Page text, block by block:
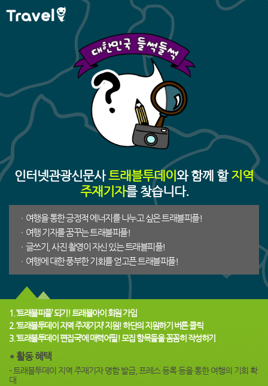
인터넷관광신문사트래블투데이 와 함께 할지역
주재기자를 찾습니다.
여행을 통한 긍정적 에너지를 나누고 싶은 트래블피플!
여행 기자를 꿈꾸는 트래블피플!
글쓰기, 사진 촬영이 자신 있는 트래블피플!
여행에 대한 풍부한 기회를 얻고픈 트래블피플!
1. ‘트래블피플’ 되기!트래블아이 회원 가입
2. ‘트래블투데이 지역 주재기자’ 지원!하단의 지원하기 버튼 클릭
3. ‘트래블투데이 편집국’에 매력어필!모집 항목들을 꼼꼼히 작성하기
* 활동 혜택
- 트래블투데이 지역 주재기자 명함 발급, 프레스 등록 등을 통한 여행의 기회 확
대